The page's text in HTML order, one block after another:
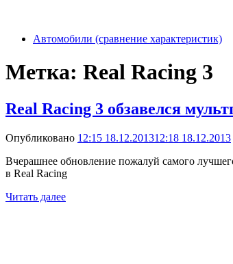
Автомобили (сравнение характеристик)
Метка: Real Racing 3
Real Racing 3 обзавелся
Опубликовано 12:15 18.12.201312:18 18.12.2013
Вчерашнее обновление пожалуй самого
в Real Racing
Читать далее